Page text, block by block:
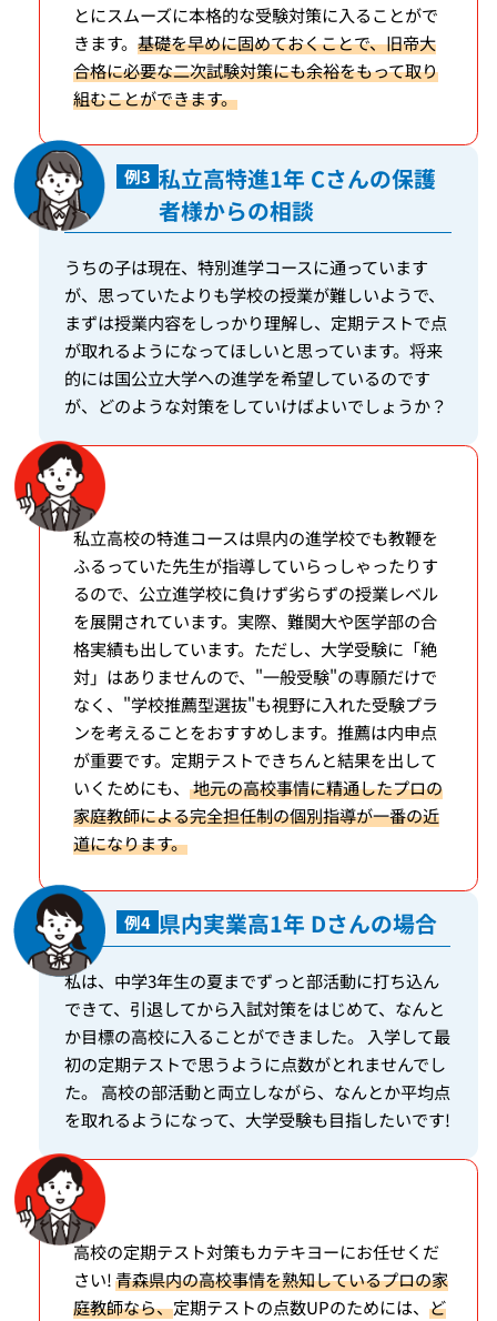
とにスムーズに本格的な受験対策に入ることがで
きます。基礎を早めに固めておくことで、旧帝大
合格に必要な二次試験対策にも余裕をもって取り
組むことができます。
例3 私立高特進1年 Cさんの保護
者様からの相談
うちの子は現在、特別進学コースに通っています
が、思っていたよりも学校の授業が難しいようで、
まずは授業内容をしっかり理解し、定期テストで点
が取れるようになってほしいと思っています。将来
的には国公立大学への進学を希望しているのです
が、どのような対策をしていけばよいでしょうか？
私立高校の特進コースは県内の進学校でも教鞭を
ふるっていた先生が指導していらっしゃったりす
るので、公立進学校に負けず劣らずの授業レベル
を展開されています。実際、難関大や医学部の合
格実績も出しています。ただし、大学受験に「絶
対」はありませんので、"一般受験"の専願だけで
なく、"学校推薦型選抜"も視野に入れた受験プラ
ンを考えることをおすすめします。推薦は内申点
が重要です。定期テストできちんと結果を出して
いくためにも、地元の高校事情に精通したプロの
家庭教師による完全担任制の個別指導が一番の近
道になります。
例4 県内実業高1年 Dさんの場合
私は、中学3年生の夏までずっと部活動に打ち込ん
できて、引退してから入試対策をはじめて、なんと
か目標の高校に入ることができました。 入学して最
初の定期テストで思うように点数がとれませんでし
た。 高校の部活動と両立しながら、なんとか平均点
を取れるようになって、大学受験も目指したいです!
高校の定期テスト対策もカテキヨーにお任せくだ
さい!青森県内の高校事情を熟知しているプロの家
庭教師なら、定期テストの点数UPのためには、ど